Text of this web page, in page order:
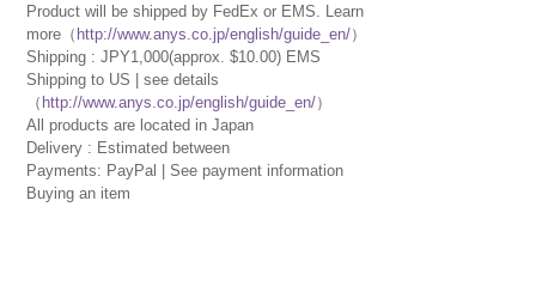
Product will be shipped by FedEx or EMS. Learn
more（ http://www.anys.co.jp/english/guide_en/）
Shipping : JPY1,000(approx. $10.00) EMS
Shipping to US | see details
（ http://www.anys.co.jp/english/guide_en/）
All products are located in Japan
Delivery : Estimated between
Payments: PayPal | See payment information
Buying an item